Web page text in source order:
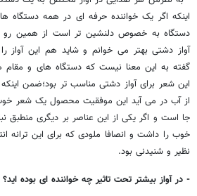
اینکه اگر یک خواننده حرفه ای در همه دستگاه
دستگاه به خصوص دلنشین تر است از همین رو
آواز دشتی بهتر می خوانم و شاید هم این آواز
گفته به این معنا نیست که دستگاه های و مقام
این شعر برای آواز دشتی مناسب تر بود؛ضمن
از آب در می آید این موفقیت محصول یک شعر خوب
جا است و اگر یکی از این عناصر بر دیگری منطبق
خوب را داشت و انصافا ملودی که برای این ترانه
نظیر و شنیدنی بود.
- در آواز بیشتر تحت تاثیر چه خواننده ای بوده اید؟